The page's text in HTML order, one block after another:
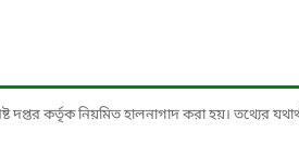
কর্তৃক নিয়মিত হালনাগাদ করা হয়। তথ্যের